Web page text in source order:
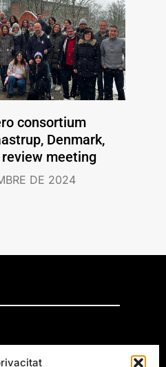
consortium
Denmark,
review meeting
DE 2024